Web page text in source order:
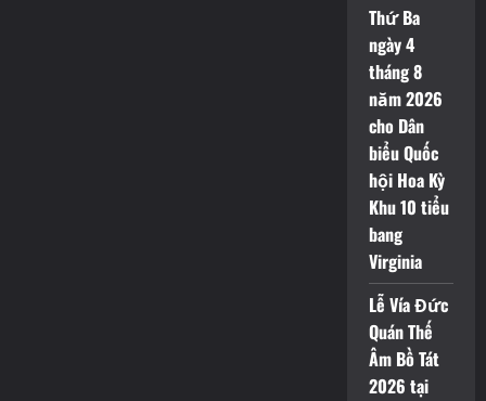
Thứ Ba
ngày 4
tháng 8
năm 2026
cho Dân
biểu Quốc
hội Hoa Kỳ
Khu 10 tiểu
bang
Virginia
Lễ Vía Đức
Quán Thế
Âm Bồ Tát
2026 tại